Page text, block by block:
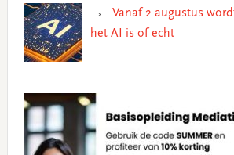
Vanaf 2 augustus
het AI is of echt